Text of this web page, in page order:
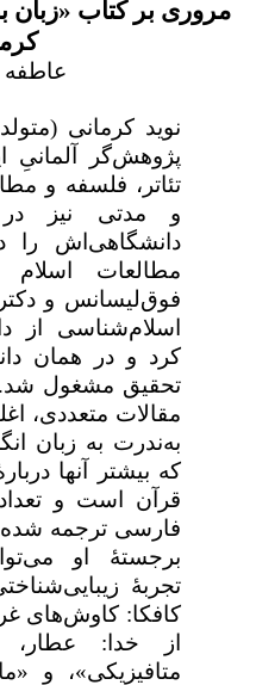
مروری بر کتاب «زبان
عاطفه
نويد كرمانی (متولد
پژوهش‌گر آلمانیِ
تئاتر، فلسفه و
و مدتی نيز در
دانشگاهی‌اش را
مطالعات
فوق‏‌ليسانس و
اسلام‌‏شناسی از
كرد و در همان
تحقيق مشغول شد.
مقالات متعددی،
به‌ندرت به زبان
كه بيشتر آن‏ها
قرآن است و
فارسی ترجمه
برجستۀ او
تجربۀ
کافکا: کاوش‌های
از خدا:
متافیزیکی»، و